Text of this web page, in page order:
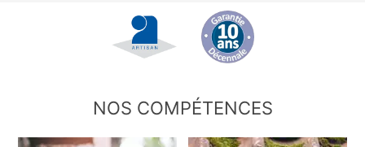
NOS COMPÉTENCES